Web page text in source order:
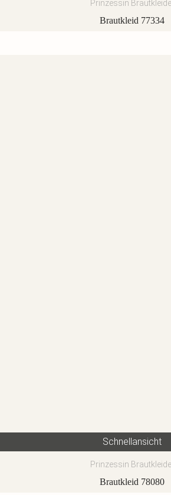
Prinzessin
Brautkleid 77334
Schnellansicht
Prinzessin
Brautkleid 78080